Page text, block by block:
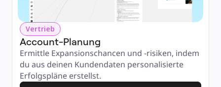
Vertrieb
Account-Planung
Ermittle Expansionschancen und -risiken, indem
du aus deinen Kundendaten personalisierte
Erfolgspläne erstellst.